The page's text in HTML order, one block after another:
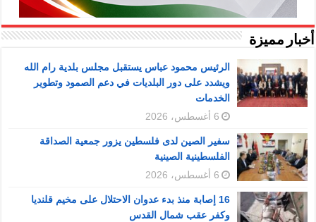
أخبار مميزة
الرئيس محمود عباس يستقبل مجلس بلدية رام الله
ويشدد على دور البلديات في دعم الصمود وتطوير
الخدمات
6 أغسطس، 2026
سفير الصين لدى فلسطين يزور جمعية الصداقة
الفلسطينية الصينية
6 أغسطس، 2026
16 إصابة منذ بدء عدوان الاحتلال على مخيم قلنديا
وكفر عقب شمال القدس